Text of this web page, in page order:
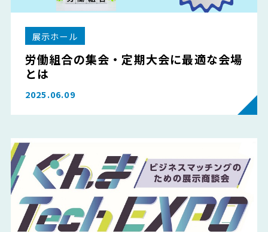
展示ホール
労働組合の集会・定期大会に最適な会場
とは
2025.06.09